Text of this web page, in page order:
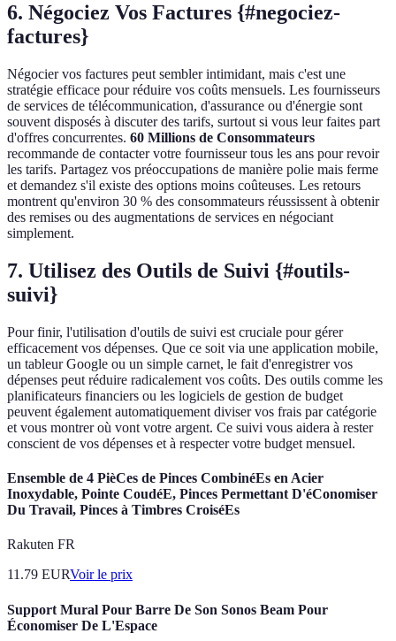
6. Négociez Vos Factures {#negociez-
factures}
Négocier vos factures peut sembler intimidant, mais c'est une
stratégie efficace pour réduire vos coûts mensuels. Les fournisseurs
de services de télécommunication, d'assurance ou d'énergie sont
souvent disposés à discuter des tarifs, surtout si vous leur faites part
d'offres concurrentes. 60 Millions de Consommateurs
recommande de contacter votre fournisseur tous les ans pour revoir
les tarifs. Partagez vos préoccupations de manière polie mais ferme
et demandez s'il existe des options moins coûteuses. Les retours
montrent qu'environ 30 % des consommateurs réussissent à obtenir
des remises ou des augmentations de services en négociant
simplement.
7. Utilisez des Outils de Suivi {#outils-
suivi}
Pour finir, l'utilisation d'outils de suivi est cruciale pour gérer
efficacement vos dépenses. Que ce soit via une application mobile,
un tableur Google ou un simple carnet, le fait d'enregistrer vos
dépenses peut réduire radicalement vos coûts. Des outils comme les
planificateurs financiers ou les logiciels de gestion de budget
peuvent également automatiquement diviser vos frais par catégorie
et vous montrer où vont votre argent. Ce suivi vous aidera à rester
conscient de vos dépenses et à respecter votre budget mensuel.
Ensemble de 4 PièCes de Pinces CombinéEs en Acier
Inoxydable, Pointe CoudéE, Pinces Permettant D'éConomiser
Du Travail, Pinces à Timbres CroiséEs
Rakuten FR
11.79 EURVoir le prix
Support Mural Pour Barre De Son Sonos Beam Pour
Économiser De L'Espace